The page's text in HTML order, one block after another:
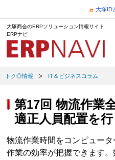
大塚ID
大塚商会のERPソリューション情報サイト
ERPナビ
トク◎情報 IT＆ビジネスコラム
第17回 物流作業
適正人員配置を行
物流作業時間をコンピュー
作業の効率が把握できます